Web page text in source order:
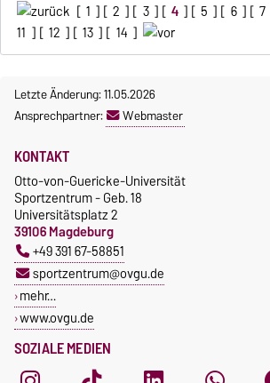
[ 1 ] [ 2 ] [ 3 ] [ 4 ] [ 5 ] [ 6 ] [ 7
11 ] [ 12 ] [ 13 ] [ 14 ]
Letzte Änderung: 11.05.2026
Ansprechpartner:
Webmaster
SOZIALE MEDIEN
KONTAKT
Otto-von-Guericke-Universität
Sportzentrum - Geb. 18
Universitätsplatz 2
39106 Magdeburg
+49 391 67-58851
sportzentrum@ovgu.de
mehr…
www.ovgu.de